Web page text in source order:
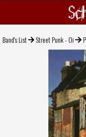
Band's List Street Punk - Oi